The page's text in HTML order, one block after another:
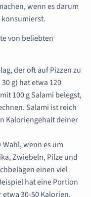
wenn es darum
konsumierst.
von beliebten
der oft auf Pizzen zu
g) hat etwa 120
100 g Salami belegst,
Salami ist reich
Kaloriengehalt deiner
wenn es um
Zwiebeln, Pilze und
einen viel
hat eine Portion
etwa 30-50 Kalorien.